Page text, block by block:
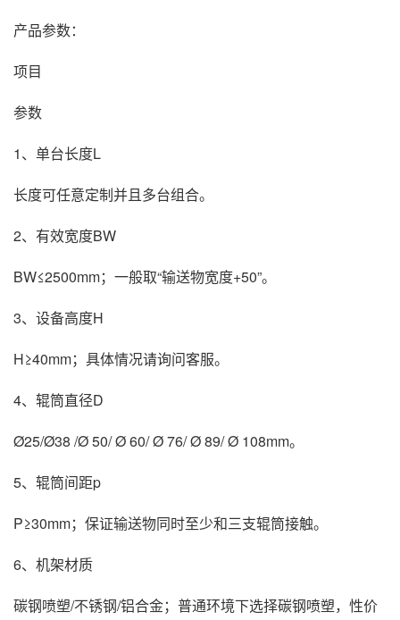
产品参数：
项目
参数
1、单台长度L
长度可任意定制并且多台组合。
2、有效宽度BW
BW≤2500mm；一般取“输送物宽度+50”。
3、设备高度H
H≥40mm；具体情况请询问客服。
4、辊筒直径D
Ø25/Ø38 /Ø 50/ Ø 60/ Ø 76/ Ø 89/ Ø 108mm。
5、辊筒间距p
P≥30mm；保证输送物同时至少和三支辊筒接触。
6、机架材质
碳钢喷塑/不锈钢/铝合金；普通环境下选择碳钢喷塑，性价